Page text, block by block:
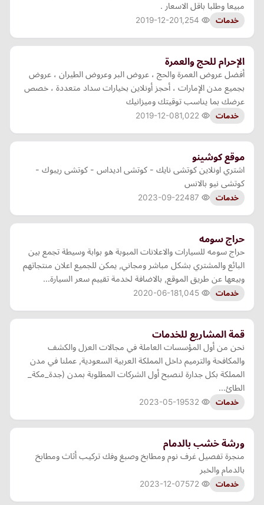
مبيعا وطلبا باقل الاسعار .
خدمات 2019-12-20
الإحرام للحج والعمرة
أفضل عروض العمرة والحج ، عروض البر وعروض الطيران ، عروض
بجميع مدن الإمارات ، أحجز أونلاين بخيارات سداد متعددة ، خصص
عرضك بما يناسب توقيتك وميزانيك
خدمات 2019-12-08
موقع كوشينو
اشتري اونلاين كوتشى نايك - كوتشى اديداس - كوتشى ريبوك -
كوتشى نيو بالانس
خدمات 2023-09-22
حراج سومه
حراج سومه للسيارات والاعلانات المبوبة هو بوابة وسيطة تجمع بين
البائع والمشتري بشكل مباشر ومجاني, يمكن للجميع اعلان منتجاتهم
وبيعها عن طريق الموقع, بالاضافة لخدمة تقييم سعر السيارة…
خدمات 2020-06-18
قمة المشاريع للخدمات
نحن من أول المؤسسات العاملة في مجالات العزل والكشف
والمكافحة والترميم داخل المملكة العربية السعودية, عملنا في مدن
المملكة بكل جدارة لنصبح أول الشركات المطلوبة بمدن (جدة_مكة_
الطائ…
خدمات 2023-05-19
ورشة خشب بالدمام
منجرة تفصيل غرف نوم ومطابخ وصبغ وفك تركيب أثاث ومطابخ
بالدمام والخبر
خدمات 2023-12-07